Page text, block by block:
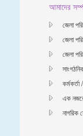
আমাদের
জেলা
জেলা
জেলা
কর্মকর্তা
এক
নাগরিক